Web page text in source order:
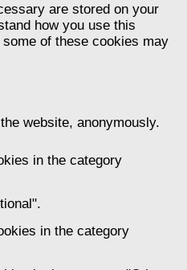
are stored on your
how you use this
of these cookies may
website, anonymously.
in the category
in the category